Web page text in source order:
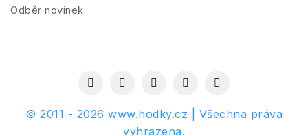
Odběr novinek
© 2011 - 2026 www.hodky.cz | Všechna práva
vyhrazena.